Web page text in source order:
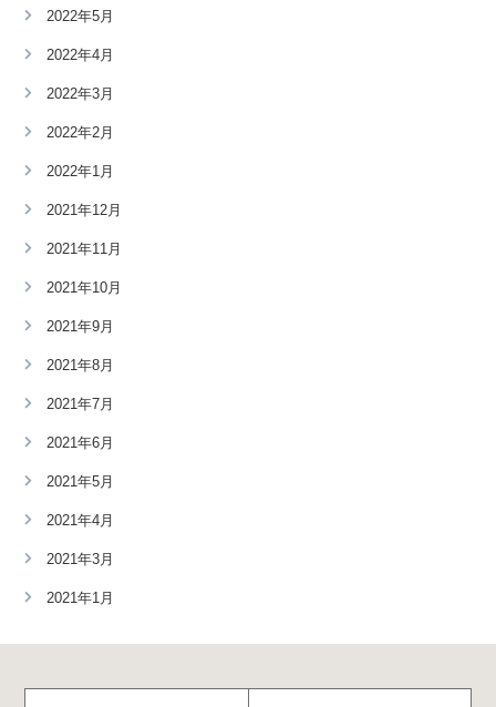
2022年5月
2022年4月
2022年3月
2022年2月
2022年1月
2021年12月
2021年11月
2021年10月
2021年9月
2021年8月
2021年7月
2021年6月
2021年5月
2021年4月
2021年3月
2021年1月